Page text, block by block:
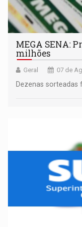
MEGA SENA:
milhões
Geral 07 de
Dezenas sorteadas